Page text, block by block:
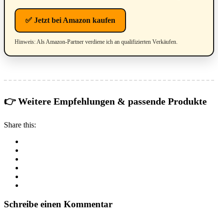
✅ Jetzt bei Amazon kaufen
Hinweis: Als Amazon-Partner verdiene ich an qualifizierten Verkäufen.
👉 Weitere Empfehlungen & passende Produkte
Share this:
Schreibe einen Kommentar